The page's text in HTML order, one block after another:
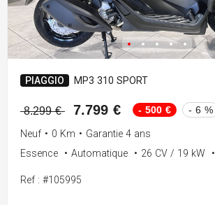
PIAGGIO MP3 310 SPORT
8.299 € 7.799 € - 500 € - 6 %
Neuf • 0 Km • Garantie 4 ans
Essence
• Automatique • 26 CV / 19 kW •
Ref : #105995